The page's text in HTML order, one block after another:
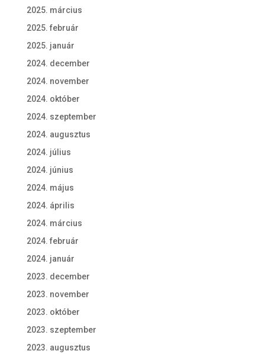
2025. március
2025. február
2025. január
2024. december
2024. november
2024. október
2024. szeptember
2024. augusztus
2024. július
2024. június
2024. május
2024. április
2024. március
2024. február
2024. január
2023. december
2023. november
2023. október
2023. szeptember
2023. augusztus